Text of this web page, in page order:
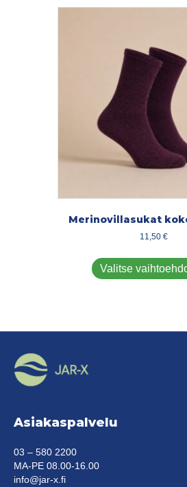
Merinovillasukat
11,50 €
Valitse
Asiakaspalvelu
03 – 580 2200
MA-PE 08.00-16.00
info@jar-x.fi